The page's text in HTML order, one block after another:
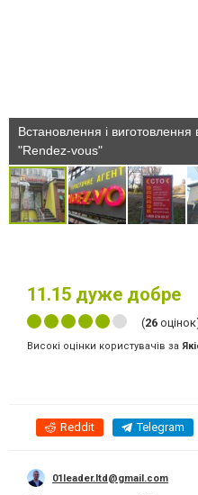
Встановлення і виготовлення
"Rendez-vous"
11.15 дуже добре
(26
Високі оцінки користувачів за
Reddit Telegram
01leader.ltd@gmail.com